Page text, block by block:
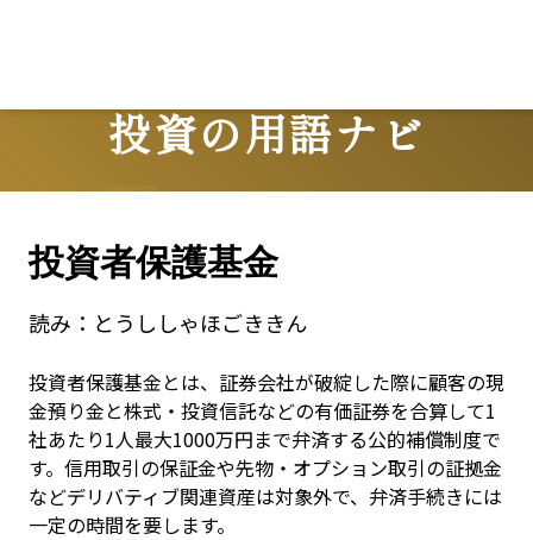
投資の用語ナビ
Terms
投資者保護基金
読み： とうししゃほごききん
投資者保護基金とは、証券会社が破綻した際に顧客の現
金預り金と株式・投資信託などの有価証券を合算して1
社あたり1人最大1000万円まで弁済する公的補償制度で
す。信用取引の保証金や先物・オプション取引の証拠金
などデリバティブ関連資産は対象外で、弁済手続きには
一定の時間を要します。